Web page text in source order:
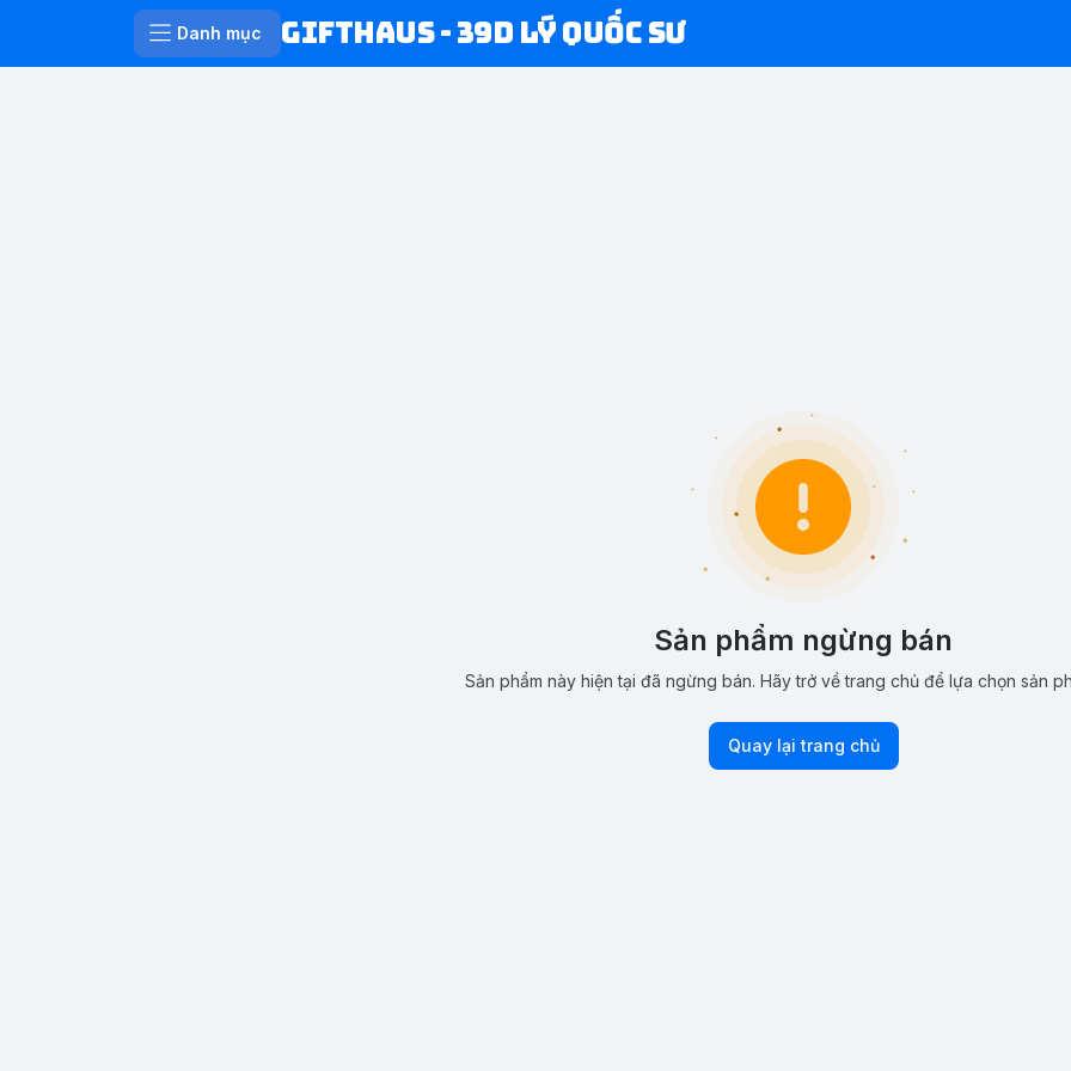
Danh mục Gifthaus - 39D Lý Quốc Sư
Sản phẩm ngừng bán
Sản phẩm này hiện tại đã ngừng bán. Hãy trở về trang chủ để lựa chọn sản
Quay lại trang chủ